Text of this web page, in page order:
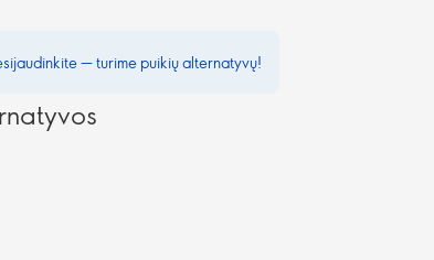
— turime puikių alternatyvų!